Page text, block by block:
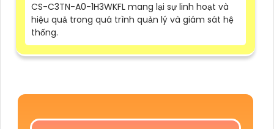
CS-C3TN-A0-1H3WKFL mang lại sự linh hoạt và
hiệu quả trong quá trình quản lý và giám sát hệ
thống.